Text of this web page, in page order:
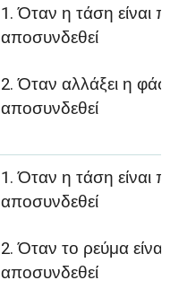
1. Όταν η τάση είναι
αποσυνδεθεί
2. Όταν αλλάξει η
αποσυνδεθεί
1. Όταν η τάση είναι
αποσυνδεθεί
2. Όταν το ρεύμα
αποσυνδεθεί